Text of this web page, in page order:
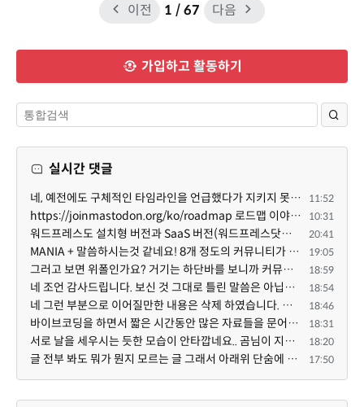
이전 1 / 67 다음
가입하고 활동하기
실시간 댓글
네, 예전에도 구체적인 타임라인을 언급했다가 지키지 못한 것에 죄송한 마음이 있다 보니 (코어 개발/운영 ... 11:52
https://joinmastodon.org/ko/roadmap 로드맵 이야기가 나온김에 적자면 공홈에 대략적인 로드맵이 공개되어... 10:31
워드프레스도 설치형 버전과 SaaS 버전(워드프레스닷컴)은 다른 점이 많습니다. SaaS로 제공한다면 GPL 라이... 20:41
MANIA + 말씀하시는것 같네요! 8개 정도의 커뮤니티가 저 MANIA+ 기반으로 구축된거로 알고 있습니다. SaaS ... 19:05
그러고 보면 위폴인가요? 거기는 하단바를 보니까 커뮤니티 빌딩 SaaS 솔루션을 사용하고 있는거 같더라고요... 18:59
네 조언 감사드립니다. 보신 것 그대로 틀린 말씀은 아닙니다. 다만, 배포한 것에 대해 흥미가 떨어져서 뒷... 18:54
네 그런 부분으로 이어질만한 내용은 삭제 하였습니다. 불편을 드려 죄송합니다. 저희는 비즈니스 완성할 수... 18:46
바이브코딩을 하면서 짧은 시간동안 많은 자료들을 문어발식 확장하면서 이미 배포한것에대한 흥미가 떨어지... 18:31
서로 날을 세우시는 듯한 모습이 안타깝네요.. 곰님이 지금까지 이끌어주셨던것처럼 안정적인 코어도 필요하... 18:20
글 전부 봐도 뭐가 뭔지 모르는 글 그래서 아래위 단숨에 쭈욱 훝어만 보고 말았지만 참 대단한 정성이예요.... 17:50